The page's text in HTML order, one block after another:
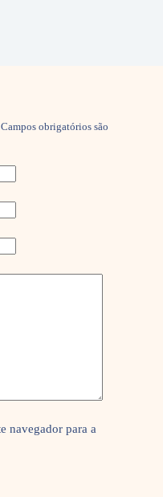
Campos obrigatórios são
navegador para a